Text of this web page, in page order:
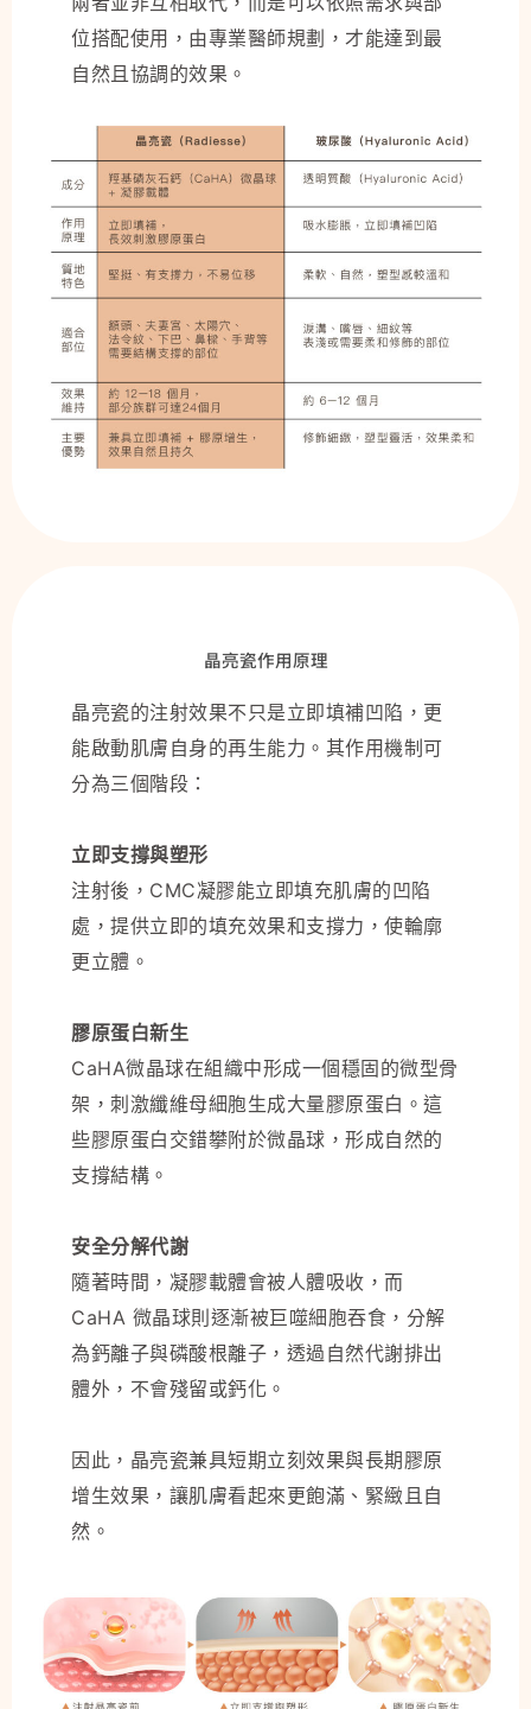
位搭配使用，由專業醫師規劃，才能達到最
自然且協調的效果。
晶亮瓷作用原理
晶亮瓷的注射效果不只是立即填補凹陷，更
能啟動肌膚自身的再生能力。其作用機制可
分為三個階段：
立即支撐與塑形
注射後，CMC凝膠能立即填充肌膚的凹陷
處，提供立即的填充效果和支撐力，使輪廓
更立體。
膠原蛋白新生
CaHA微晶球在組織中形成一個穩固的微型骨
架，刺激纖維母細胞生成大量膠原蛋白。這
些膠原蛋白交錯攀附於微晶球，形成自然的
支撐結構。
安全分解代謝
隨著時間，凝膠載體會被人體吸收，而
CaHA 微晶球則逐漸被巨噬細胞吞食，分解
為鈣離子與磷酸根離子，透過自然代謝排出
體外，不會殘留或鈣化。
因此，晶亮瓷兼具短期立刻效果與長期膠原
增生效果，讓肌膚看起來更飽滿、緊緻且自
然。